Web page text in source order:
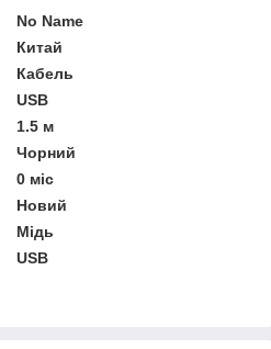
No Name
Китай
Кабель
USB
1.5 м
Чорний
0 міс
Новий
Мідь
USB